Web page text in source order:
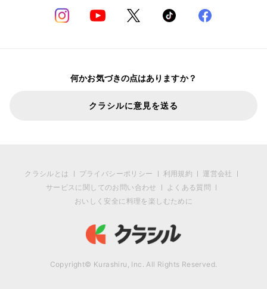
何かお気づきの点はありますか？
クラシルに意見を送る
クラシルとは プライバシーポリシー 利用規約
運営会社
サービスに関してのお問い合わせ
よくある質問
おいしく安全に料理を楽しむために
Copyright© Kurashiru, Inc. All Rights Reserved.